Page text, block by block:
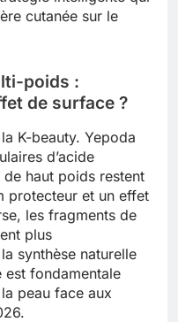
cutanée sur le
poids :
de surface ?
K-beauty. Yepoda
d’acide
haut poids restent
protecteur et un effet
les fragments de
plus
synthèse naturelle
est fondamentale
peau face aux